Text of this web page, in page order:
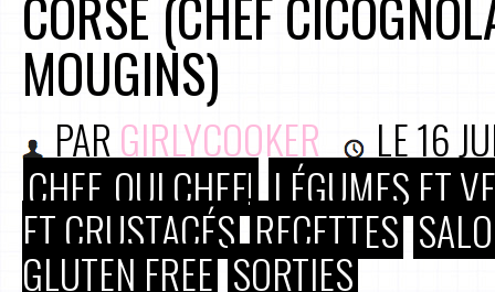
CORSÉ (CHEF
MOUGINS)
PAR GIRLYCOOKER LE16
CHEF, OUI CHEF! LÉGUMES ET
ET CRUSTACÉS RECETTES
GLUTEN FREE SORTIES